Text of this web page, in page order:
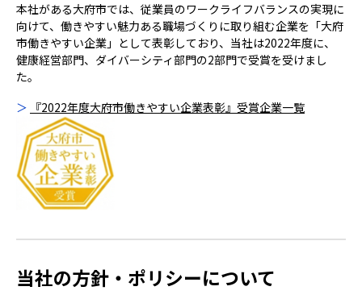
本社がある大府市では、従業員のワークライフバランスの実現に
向けて、働きやすい魅力ある職場づくりに取り組む企業を「大府
市働きやすい企業」として表彰しており、当社は2022年度に、
健康経営部門、ダイバーシティ部門の2部門で受賞を受けまし
た。
『2022年度大府市働きやすい企業表彰』受賞企業一覧
当社の方針・ポリシーについて